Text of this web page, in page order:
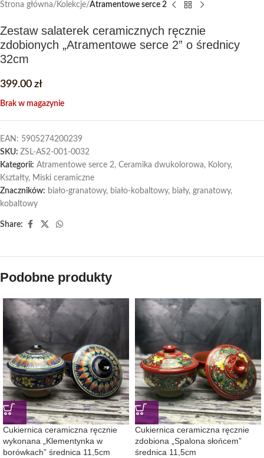
Strona główna Kolekcje Atramentowe serce 2
Zestaw salaterek ceramicznych ręcznie
zdobionych „Atramentowe serce 2” o średnicy
32cm
399.00 zł
Brak w magazynie
EAN: 5905274200239
SKU: ZSL-AS2-001-0032
Kategorii: Atramentowe serce 2, Ceramika dwukolorowa, Kolory,
Kształty, Miski ceramiczne
Znaczników: biało-granatowy, biało-kobaltowy, biały, granatowy,
kobaltowy
Share:
Podobne produkty
Cukiernica ceramiczna ręcznie
wykonana „Klementynka w
borówkach” średnica 11,5cm
Cukiernica ceramiczna ręcznie
zdobiona „Spalona słońcem”
średnica 11,5cm